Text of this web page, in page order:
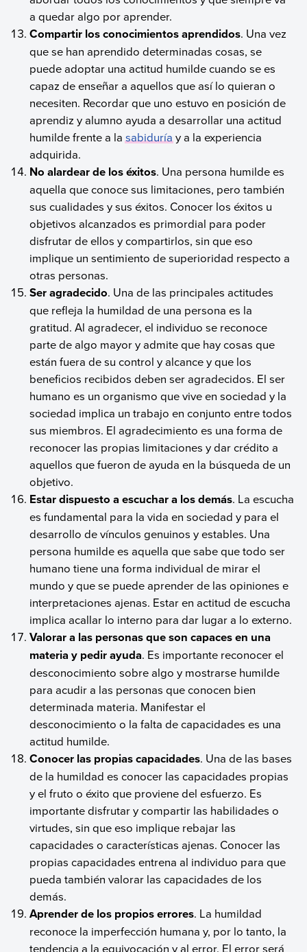
a quedar algo por aprender.
Compartir los conocimientos aprendidos. Una vez
que se han aprendido determinadas cosas, se
puede adoptar una actitud humilde cuando se es
capaz de enseñar a aquellos que así lo quieran o
necesiten. Recordar que uno estuvo en posición de
aprendiz y alumno ayuda a desarrollar una actitud
humilde frente a lasabiduríay a la experiencia
adquirida.
No alardear de los éxitos. Una persona humilde es
aquella que conoce sus limitaciones, pero también
sus cualidades y sus éxitos. Conocer los éxitos u
objetivos alcanzados es primordial para poder
disfrutar de ellos y compartirlos, sin que eso
implique un sentimiento de superioridad respecto a
otras personas.
Ser agradecido. Una de las principales actitudes
que refleja la humildad de una persona es la
gratitud. Al agradecer, el individuo se reconoce
parte de algo mayor y admite que hay cosas que
están fuera de su control y alcance y que los
beneficios recibidos deben ser agradecidos. El ser
humano es un organismo que vive en sociedad y la
sociedad implica un trabajo en conjunto entre todos
sus miembros. El agradecimiento es una forma de
reconocer las propias limitaciones y dar crédito a
aquellos que fueron de ayuda en la búsqueda de un
objetivo.
Estar dispuesto a escuchar a los demás. La escucha
es fundamental para la vida en sociedad y para el
desarrollo de vínculos genuinos y estables. Una
persona humilde es aquella que sabe que todo ser
humano tiene una forma individual de mirar el
mundo y que se puede aprender de las opiniones e
interpretaciones ajenas. Estar en actitud de escucha
implica acallar lo interno para dar lugar a lo externo.
Valorar a las personas que son capaces en una
materia y pedir ayuda. Es importante reconocer el
desconocimiento sobre algo y mostrarse humilde
para acudir a las personas que conocen bien
determinada materia. Manifestar el
desconocimiento o la falta de capacidades es una
actitud humilde.
Conocer las propias capacidades. Una de las bases
de la humildad es conocer las capacidades propias
y el fruto o éxito que proviene del esfuerzo. Es
importante disfrutar y compartir las habilidades o
virtudes, sin que eso implique rebajar las
capacidades o características ajenas. Conocer las
propias capacidades entrena al individuo para que
pueda también valorar las capacidades de los
demás.
Aprender de los propios errores. La humildad
reconoce la imperfección humana y, por lo tanto, la
tendencia a la equivocación y al error. El error será